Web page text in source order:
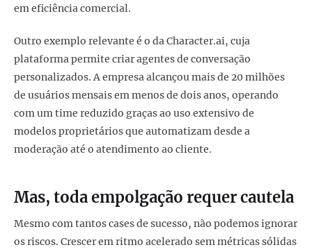
em eficiência comercial.
Outro exemplo relevante é o da Character.ai, cuja
plataforma permite criar agentes de conversação
personalizados. A empresa alcançou mais de 20 milhões
de usuários mensais em menos de dois anos, operando
com um time reduzido graças ao uso extensivo de
modelos proprietários que automatizam desde a
moderação até o atendimento ao cliente.
Mas, toda empolgação requer cautela
Mesmo com tantos cases de sucesso, não podemos ignorar
os riscos. Crescer em ritmo acelerado sem métricas sólidas